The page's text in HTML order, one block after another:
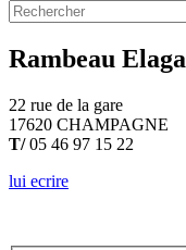
Rambeau
22 rue de la gare
17620 CHAMPAGNE
T/05 46 97 15 22
lui ecrire